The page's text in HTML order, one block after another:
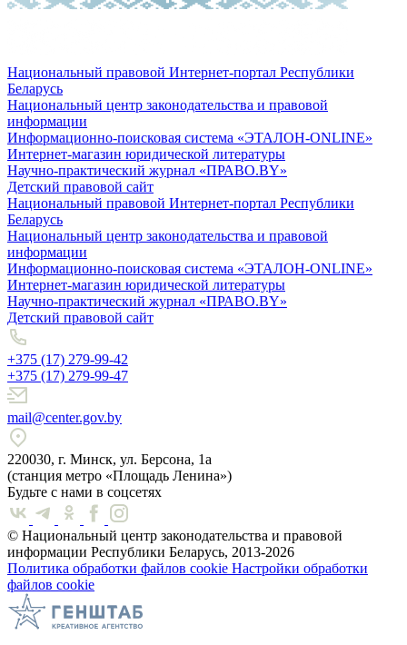
Национальный правовой Интернет-портал Республики
Беларусь
Национальный центр законодательства и правовой
информации
Информационно-поисковая система «ЭТАЛОН-ONLINE»
Интернет-магазин юридической литературы
Научно-практический журнал «ПРАВО.BY»
Детский правовой сайт
Национальный правовой Интернет-портал Республики
Беларусь
Национальный центр законодательства и правовой
информации
Информационно-поисковая система «ЭТАЛОН-ONLINE»
Интернет-магазин юридической литературы
Научно-практический журнал «ПРАВО.BY»
Детский правовой сайт
+375 (17) 279-99-42
+375 (17) 279-99-47
mail@center.gov.by
220030, г. Минск, ул. Берсона, 1а
(станция метро «Площадь Ленина»)
Будьте с нами в соцсетях
© Национальный центр законодательства и правовой
информации Республики Беларусь, 2013-2026
Политика обработки файлов cookie Настройки обработки
файлов cookie